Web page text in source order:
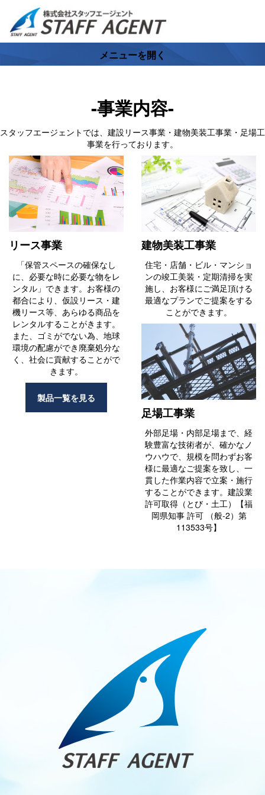
メニューを開く
-事業内容-
スタッフエージェントでは、建設リース事業・建物美装工事業・足場工
事業を行っております。
リース事業
「保管スペースの確保なし
に、必要な時に必要な物をレ
ンタル」できます。お客様の
都合により、仮設リース・建
機リース等、あらゆる商品を
レンタルすることがきます。
また、ゴミがでない為、地球
環境の配慮ができ廃棄処分な
く、社会に貢献することがで
きます。
製品一覧を見る
建物美装工事業
住宅・店舗・ビル・マンショ
ンの竣工美装・定期清掃を実
施し、お客様にご満足頂ける
最適なプランでご提案をする
ことができます。
足場工事業
外部足場・内部足場まで、経
験豊富な技術者が、確かなノ
ウハウで、規模を問わずお客
様に最適なご提案を致し、一
貫した作業内容で立案・施行
することができます。建設業
許可取得（とび・土工）【福
岡県知事 許可 （般-2）第
113533号】